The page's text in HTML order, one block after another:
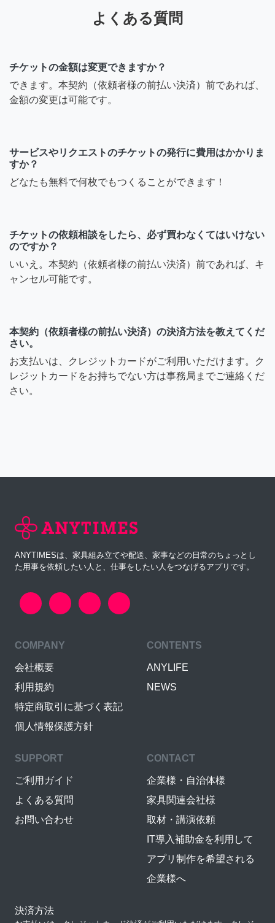
よくある質問
チケットの金額は変更できますか？
できます。本契約（依頼者様の前払い決済）前であれば、
金額の変更は可能です。
サービスやリクエストのチケットの発行に費用はかかりま
すか？
どなたも無料で何枚でもつくることができます！
チケットの依頼相談をしたら、必ず買わなくてはいけない
のですか？
いいえ。本契約（依頼者様の前払い決済）前であれば、キ
ャンセル可能です。
本契約（依頼者様の前払い決済）の決済方法を教えてくだ
さい。
お支払いは、クレジットカードがご利用いただけます。ク
レジットカードをお持ちでない方は事務局までご連絡くだ
さい。
ANYTIMESは、家具組み立てや配送、家事などの日常のちょっとし
た用事を依頼したい人と、仕事をしたい人をつなげるアプリです。
COMPANY
会社概要
利用規約
特定商取引に基づく表記
個人情報保護方針
CONTENTS
ANYLIFE
NEWS
SUPPORT
ご利用ガイド
よくある質問
お問い合わせ
CONTACT
企業様・自治体様
家具関連会社様
取材・講演依頼
IT導入補助金を利用して
アプリ制作を希望される
企業様へ
決済方法